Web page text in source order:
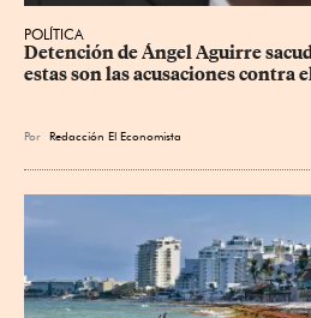
POLÍTICA
Detención de Ángel Aguirre
estas son las acusaciones contra
Por Redacción El Economista